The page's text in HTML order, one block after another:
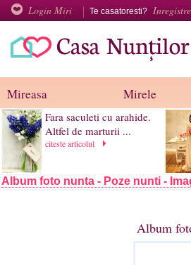
Login Miri Te casatoresti?
Mireasa Mirele
Fara saculeti cu arahide.
Altfel de marturii ...
citeste articolul
Album foto nunta - Poze nunti -
Album